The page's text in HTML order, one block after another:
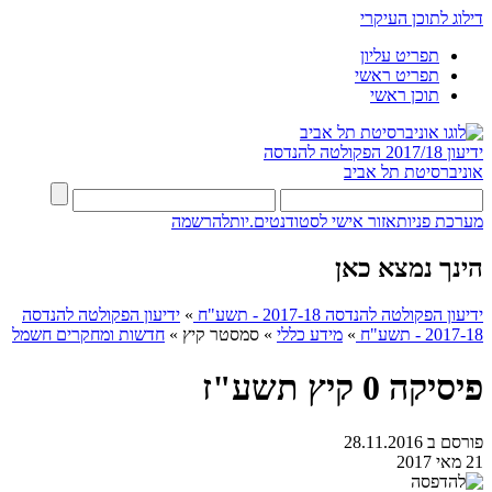
דילוג לתוכן העיקרי
תפריט עליון
תפריט ראשי
תוכן ראשי
ידיעון 2017/18
הפקולטה להנדסה
אוניברסיטת תל אביב
מערכת פניותאזור אישי לסטודנטים.יותלהרשמה
הינך נמצא כאן
ידיעון הפקולטה להנדסה 2017-18 - תשע"ח » ידיעון הפקולטה להנדסה
2017-18 - תשע"ח
» מידע כללי » סמסטר קיץ » חדשות ומחקרים חשמל
פיסיקה 0 קיץ תשע"ז
פורסם ב 28.11.2016
21 מאי 2017